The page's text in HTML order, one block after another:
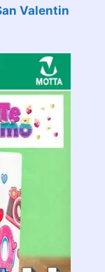
Valentin